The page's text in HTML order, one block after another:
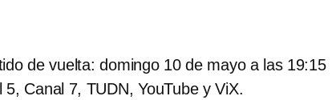
de vuelta: domingo 10 de mayo a las 19:15
Canal 7, TUDN, YouTube y ViX.